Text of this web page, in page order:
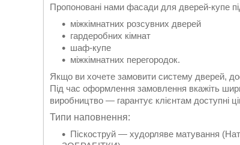
Пропоновані нами фасади для дверей-купе
міжкімнатних розсувних дверей
гардеробних кімнат
шаф-купе
міжкімнатних перегородок.
Якщо ви хочете замовити систему дверей,
Під час оформлення замовлення вкажіть
виробництво — гарантує клієнтам доступні
Типи наповнення:
Піскоструй — худорляве матування